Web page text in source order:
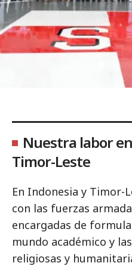
Nuestra labor
Timor-Leste
En Indonesia y Timor-
con las fuerzas
encargadas de
mundo académico y
religiosas y